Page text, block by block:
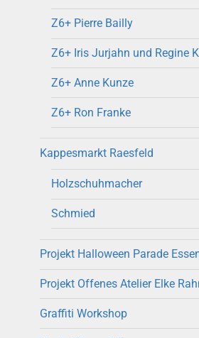
Z6+ Pierre Bailly
Z6+ Iris Jurjahn und Regine
Z6+ Anne Kunze
Z6+ Ron Franke
Kappesmarkt Raesfeld
Holzschuhmacher
Schmied
Projekt Halloween Parade
Projekt Offenes Atelier Elke
Graffiti Workshop